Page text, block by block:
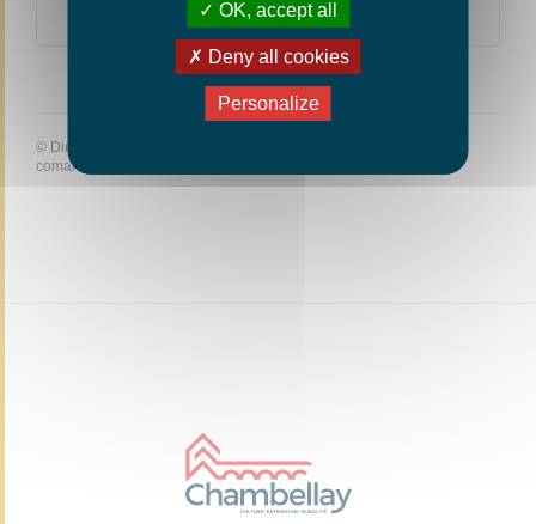
© Direction de l'information légale et administrative
comarquage developpé par
OK, accept all
Deny all cookies
Personalize